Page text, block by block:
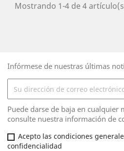
Mostrando 1-4 de 4
Infórmese de nuestras últimas
Puede darse de baja en cualquier
consulte nuestra información de
Acepto las condiciones
confidencialidad